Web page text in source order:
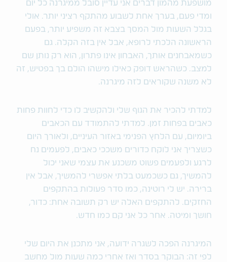
מושפעת מהמון דברים אני עדיין סובל ממיגרנה כל יום
ומדי פעם, בערך אחת לשבוע מהתקף רציני יותר. אולי
בגלל השעות מול המסך בצבא זה משפיע יותר, בפעם
הראשונה הלכתי לרופא, אבל אין בזה הקלה. גם
כשמאבחנים אותך, האבחון אינו פתרון, הוא רק נותן שם
למצב. כשהראש דופק כאילו מישהו הולם בך בפטיש, זה
לא משנה שקוראים לזה מיגרנה.
למדתי להכיר את הגוף שלי ולהקשיב לו כדי לחוות פחות
כאבים בפחות זמן. למדתי להתמודד עם הכאבים
ביומיום, עם הלחץ הפנימי באזור העיניים, ולאורך היום
כשצריך אני לוקח כדורים משככי כאבים, לפעמים נח
לרגע ולפעמים פשוט משכנע את עצמי שאני יכול
להמשיך, גם כשכמעט בלתי אפשרי להמשיך, אבל אין
ברירה. יש לי רוטינה, כמו סדר פעולות בהתקפים
החזקים. להתקפים האלה יש רק תשובה אחת: כדור,
חושך ומיטה. אחר כל אני קם כמו חדש.
המיגרנה הפכה לשגרה ידועה, אני מתכנן את היום שלי
לפי זה: הבוקר בסדר ואז אחרי כמה שעות מול מחשב